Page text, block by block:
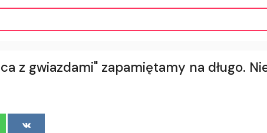
z gwiazdami" zapamiętamy na długo.